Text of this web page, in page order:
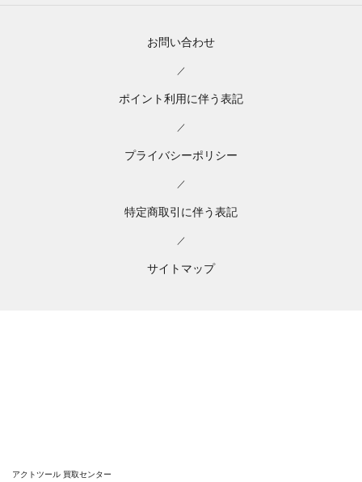
お問い合わせ
／
ポイント利用に伴う表記
／
プライバシーポリシー
／
特定商取引に伴う表記
／
サイトマップ
アクトツール 買取センター